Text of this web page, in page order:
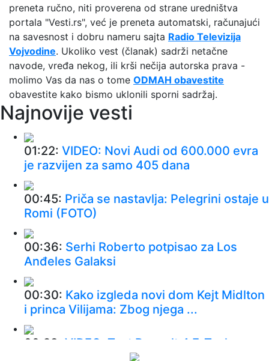
preneta ručno, niti proverena od strane uredništva
portala "Vesti.rs", već je preneta automatski, računajući
na savesnost i dobru nameru sajta Radio Televizija
Vojvodine. Ukoliko vest (članak) sadrži netačne
navode, vređa nekog, ili krši nečija autorska prava -
molimo Vas da nas o tome ODMAH obavestite
obavestite kako bismo uklonili sporni sadržaj.
Najnovije vesti
01:22: VIDEO: Novi Audi od 600.000 evra
je razvijen za samo 405 dana
00:45: Priča se nastavlja: Pelegrini ostaje u
Romi (FOTO)
00:36: Serhi Roberto potpisao za Los
Anđeles Galaksi
00:30: Kako izgleda novi dom Kejt Midlton
i princa Vilijama: Zbog njega ...
00:28: VIDEO: Test Renault 4 E-Tech